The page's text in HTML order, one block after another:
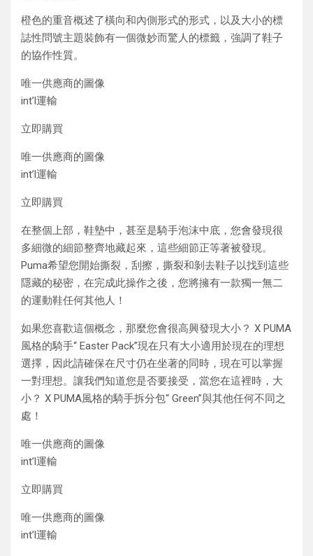
橙色的重音概述了橫向和內側形式的形式，以及大小的標
誌性問號主題裝飾有一個微妙而驚人的標籤，強調了鞋子
的協作性質。
唯一供應商的圖像
int’l運輸
立即購買
唯一供應商的圖像
int’l運輸
立即購買
在整個上部，鞋墊中，甚至是騎手泡沫中底，您會發現很
多細微的細節整齊地藏起來，這些細節正等著被發現。
Puma希望您開始撕裂，刮擦，撕裂和剝去鞋子以找到這些
隱藏的秘密，在完成此操作之後，您將擁有一款獨一無二
的運動鞋任何其他人！
如果您喜歡這個概念，那麼您會很高興發現大小？ X PUMA
風格的騎手“ Easter Pack”現在只有大小適用於現在的理想
選擇，因此請確保在尺寸仍在坐著的同時，現在可以掌握
一對理想。讓我們知道您是否要接受，當您在這裡時，大
小？ X PUMA風格的騎手拆分包“ Green”與其他任何不同之
處！
唯一供應商的圖像
int’l運輸
立即購買
唯一供應商的圖像
int’l運輸